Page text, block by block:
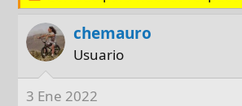
d
e
i
e
chemauro
Usuario
3 Ene 2022